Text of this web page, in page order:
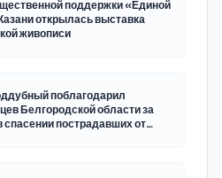
поддержки «Единой
открылась выставка
живописи
поблагодарил
Белгородской области за
спасении пострадавших от